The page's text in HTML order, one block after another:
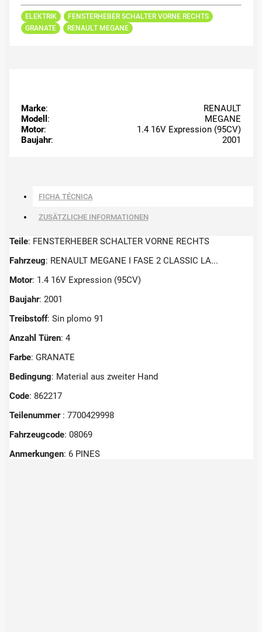
ELEKTRIK
FENSTERHEBER SCHALTER VORNE RECHTS
GRANATE
RENAULT MEGANE
Marke:
RENAULT
Modell :
MEGANE
Motor:
1.4 16V Expression (95CV)
Baujahr: 2001
FICHA TÉCNICA
ZUSÄTZLICHE INFORMATIONEN
Teile: FENSTERHEBER SCHALTER VORNE RECHTS
Fahrzeug: RENAULT MEGANE I FASE 2 CLASSIC LA...
Motor: 1.4 16V Expression (95CV)
Baujahr: 2001
Treibstoff: Sin plomo 91
Anzahl Türen: 4
Farbe: GRANATE
Bedingung: Material aus zweiter Hand
Code: 862217
Teilenummer : 7700429998
Fahrzeugcode: 08069
Anmerkungen: 6 PINES